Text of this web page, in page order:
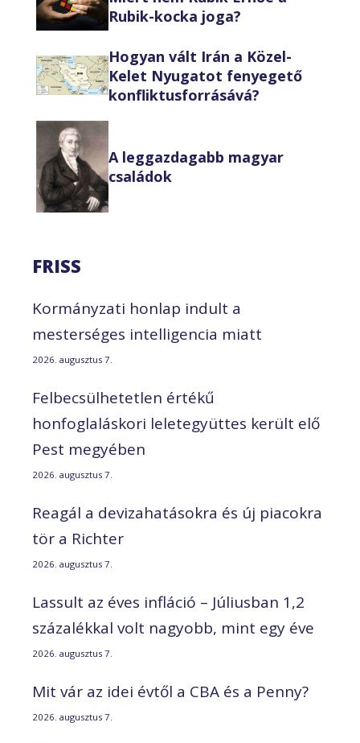
Rubik-kocka joga?
Hogyan vált Irán a Közel-
Kelet Nyugatot fenyegető
konfliktusforrásává?
A leggazdagabb magyar
családok
FRISS
Kormányzati honlap indult a
mesterséges intelligencia miatt
2026. augusztus 7.
Felbecsülhetetlen értékű
honfoglaláskori leletegyüttes került elő
Pest megyében
2026. augusztus 7.
Reagál a devizahatásokra és új piacokra
tör a Richter
2026. augusztus 7.
Lassult az éves infláció – Júliusban 1,2
százalékkal volt nagyobb, mint egy éve
2026. augusztus 7.
Mit vár az idei évtől a CBA és a Penny?
2026. augusztus 7.